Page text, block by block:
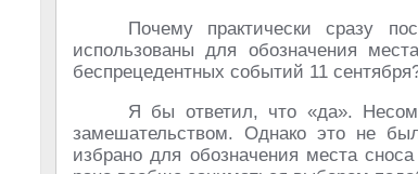
Почему практически сразу
использованы для обозначения
беспрецедентных событий 11
Я бы ответил, что «да».
замешательством. Однако это не
избрано для обозначения места